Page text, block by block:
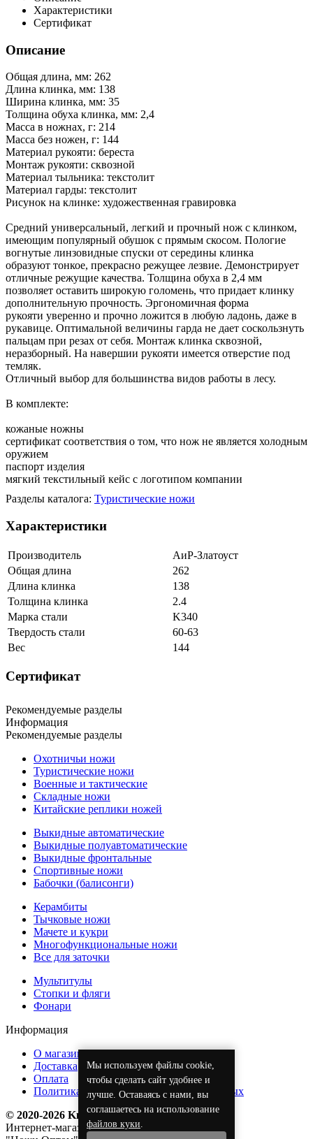
Мы используем файлы cookie,
чтобы сделать сайт удобнее и
лучше. Оставаясь с нами, вы
соглашаетесь на использование
файлов куки.
Характеристики
Сертификат
Описание
Общая длина, мм: 262
Длина клинка, мм: 138
Ширина клинка, мм: 35
Толщина обуха клинка, мм: 2,4
Масса в ножнах, г: 214
Масса без ножен, г: 144
Материал рукояти: береста
Монтаж рукояти: сквозной
Материал тыльника: текстолит
Материал гарды: текстолит
Рисунок на клинке: художественная гравировка
Средний универсальный, легкий и прочный нож с клинком,
имеющим популярный обушок с прямым скосом. Пологие
вогнутые линзовидные спуски от середины клинка
образуют тонкое, прекрасно режущее лезвие. Демонстрирует
отличные режущие качества. Толщина обуха в 2,4 мм
позволяет оставить широкую голомень, что придает клинку
дополнительную прочность. Эргономичная форма
рукояти уверенно и прочно ложится в любую ладонь, даже в
рукавице. Оптимальной величины гарда не дает соскользнуть
пальцам при резах от себя. Монтаж клинка сквозной,
неразборный. На навершии рукояти имеется отверстие под
темляк.
Отличный выбор для большинства видов работы в лесу.
В комплекте:
кожаные ножны
сертификат соответствия о том, что нож не является холодным
оружием
паспорт изделия
мягкий текстильный кейс с логотипом компании
Разделы каталога: Туристические ножи
Характеристики
Производитель
АиР-Златоуст
Общая длина
262
Длина клинка
138
Толщина клинка
2.4
Марка стали
K340
Твердость стали
60-63
Вес
144
Сертификат
Рекомендуемые разделы
Информация
Рекомендуемые разделы
Охотничьи ножи
Туристические ножи
Военные и тактические
Складные ножи
Китайские реплики ножей
Выкидные автоматические
Выкидные полуавтоматические
Выкидные фронтальные
Спортивные ножи
Бабочки (балисонги)
Керамбиты
Тычковые ножи
Мачете и кукри
Многофункциональные ножи
Все для заточки
Мультитулы
Стопки и фляги
Фонари
Информация
О магазине
Доставка
Оплата
Политика обработки персональных данных
© 2020-2026 KnifeOpt.ru
Интернет-магазин